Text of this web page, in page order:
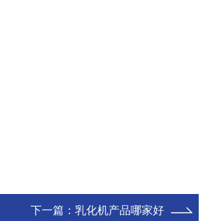
下一篇： 乳化机产品哪家好